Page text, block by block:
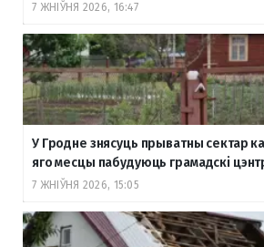
7 ЖНІЎНЯ 2026, 16:47
У Гродне знясуць прыватны сектар
яго месцы пабудуюць грамадскі
7 ЖНІЎНЯ 2026, 15:05